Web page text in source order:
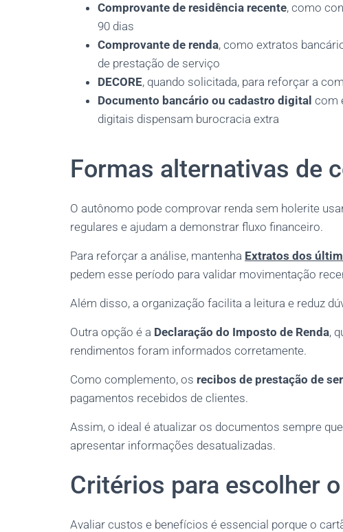
Comprovante de residência recente, como
90 dias
Comprovante de renda, como extratos
de prestação de serviço
DECORE, quando solicitada, para reforçar a
Documento bancário ou cadastro digital com
digitais dispensam burocracia extra
Formas alternativas de
O autônomo pode comprovar renda sem holerite
regulares e ajudam a demonstrar fluxo financeiro.
Para reforçar a análise, mantenha Extratos dos
pedem esse período para validar movimentação
Além disso, a organização facilita a leitura e reduz
Outra opção é a Declaração do Imposto de Renda,
rendimentos foram informados corretamente.
Como complemento, os recibos de prestação de
pagamentos recebidos de clientes.
Assim, o ideal é atualizar os documentos sempre
apresentar informações desatualizadas.
Critérios para escolher
Avaliar custos e benefícios é essencial porque o